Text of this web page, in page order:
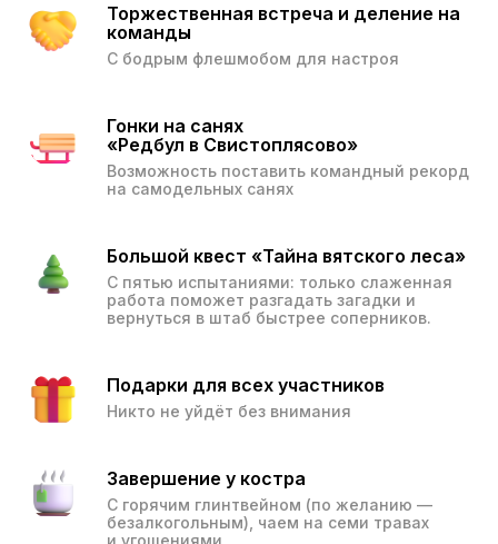
Торжественная встреча и деление на
команды
С бодрым флешмобом для настроя
Гонки на санях
«Редбул в Свистоплясово»
Возможность поставить командный рекорд
на самодельных санях
Большой квест «Тайна вятского леса»
С пятью испытаниями: только слаженная
работа поможет разгадать загадки и
вернуться в штаб быстрее соперников.
Подарки для всех участников
Никто не уйдёт без внимания
Завершение у костра
С горячим глинтвейном (по желанию —
безалкогольным), чаем на семи травах
и угощениями